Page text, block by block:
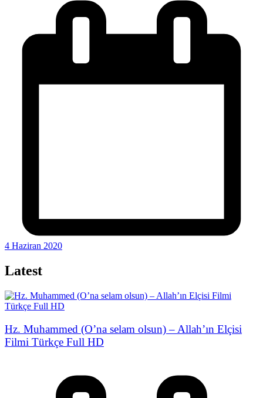
4 Haziran 2020
Latest
Hz. Muhammed (O’na selam olsun) – Allah’ın Elçisi
Filmi Türkçe Full HD